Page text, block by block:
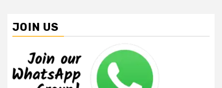
JOIN US